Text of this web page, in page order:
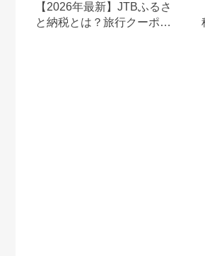
【2026年最新】JTBふるさ
と納税とは？旅行クーポン